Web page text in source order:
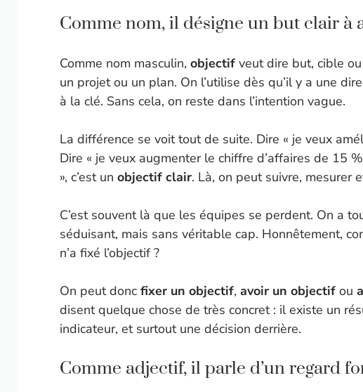
Comme nom, il désigne un but clair à
Comme nom masculin,objectif veut dire but, cible
un projet ou un plan. On l’utilise dès qu’il y a une
à la clé. Sans cela, on reste dans l’intention vague.
La différence se voit tout de suite. Dire « je veux
Dire « je veux augmenter le chiffre d’affaires de 15
», c’est unobjectif clair. Là, on peut suivre, mesurer
C’est souvent là que les équipes se perdent. On a
séduisant, mais sans véritable cap. Honnêtement,
n’a fixé l’objectif ?
On peut doncfixer un objectif,avoir un objectif ou
disent quelque chose de très concret : il existe un
indicateur, et surtout une décision derrière.
Comme adjectif, il parle d’un regard